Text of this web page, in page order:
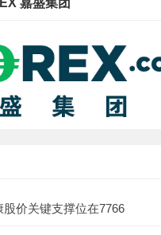
嘉盛集团
股价关键支撑位在7766